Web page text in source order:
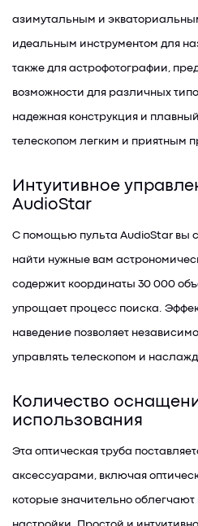
азимутальным и
идеальным инструментом для
также для астрофотографии,
возможности для различных
надежная конструкция и
телескопом легким и приятным
Интуитивное
AudioStar
С помощью пульта AudioStar вы
найти нужные вам
содержит координаты 30 000
упрощает процесс поиска.
наведение позволяет
управлять телескопом и
Количество
использования
Эта оптическая труба
аксессуарами, включая
которые значительно облегчают